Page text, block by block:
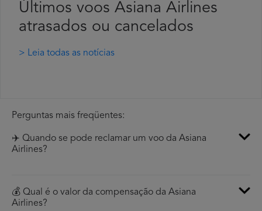
Últimos voos Asiana Airlines
atrasados ou cancelados
> Leia todas as notícias
Perguntas mais freqüentes:
✈️ Quando se pode reclamar um voo da Asiana
Airlines?
💰 Qual é o valor da compensação da Asiana
Airlines?